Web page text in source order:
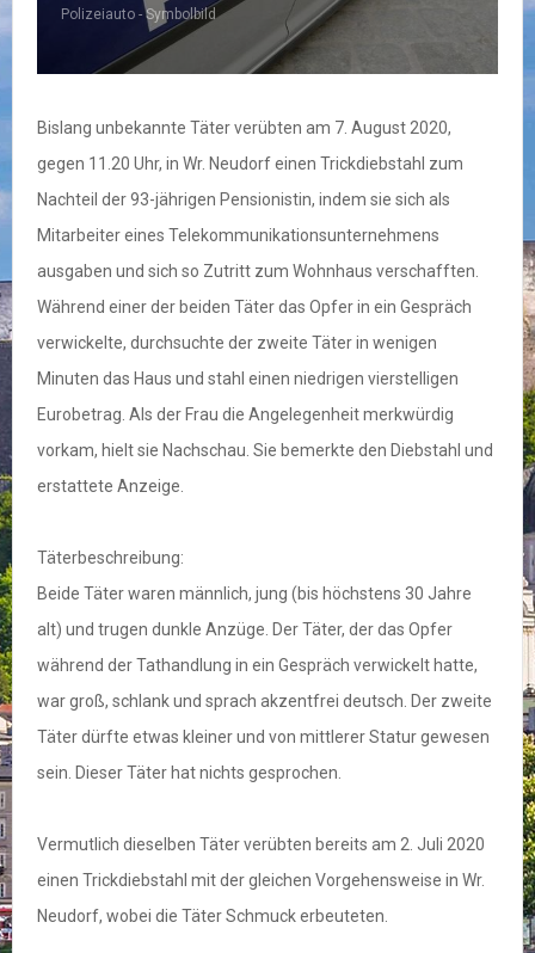
Polizeiauto - Symbolbild
Bislang unbekannte Täter verübten am 7. August 2020,
gegen 11.20 Uhr, in Wr. Neudorf einen Trickdiebstahl zum
Nachteil der 93-jährigen Pensionistin, indem sie sich als
Mitarbeiter eines Telekommunikationsunternehmens
ausgaben und sich so Zutritt zum Wohnhaus verschafften.
Während einer der beiden Täter das Opfer in ein Gespräch
verwickelte, durchsuchte der zweite Täter in wenigen
Minuten das Haus und stahl einen niedrigen vierstelligen
Eurobetrag. Als der Frau die Angelegenheit merkwürdig
vorkam, hielt sie Nachschau. Sie bemerkte den Diebstahl und
erstattete Anzeige.
Täterbeschreibung:
Beide Täter waren männlich, jung (bis höchstens 30 Jahre
alt) und trugen dunkle Anzüge. Der Täter, der das Opfer
während der Tathandlung in ein Gespräch verwickelt hatte,
war groß, schlank und sprach akzentfrei deutsch. Der zweite
Täter dürfte etwas kleiner und von mittlerer Statur gewesen
sein. Dieser Täter hat nichts gesprochen.
Vermutlich dieselben Täter verübten bereits am 2. Juli 2020
einen Trickdiebstahl mit der gleichen Vorgehensweise in Wr.
Neudorf, wobei die Täter Schmuck erbeuteten.